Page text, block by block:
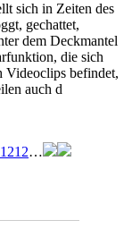
sich in Zeiten des
gechattet,
dem Deckmantel
die sich
Videoclips befindet,
auch d
212…